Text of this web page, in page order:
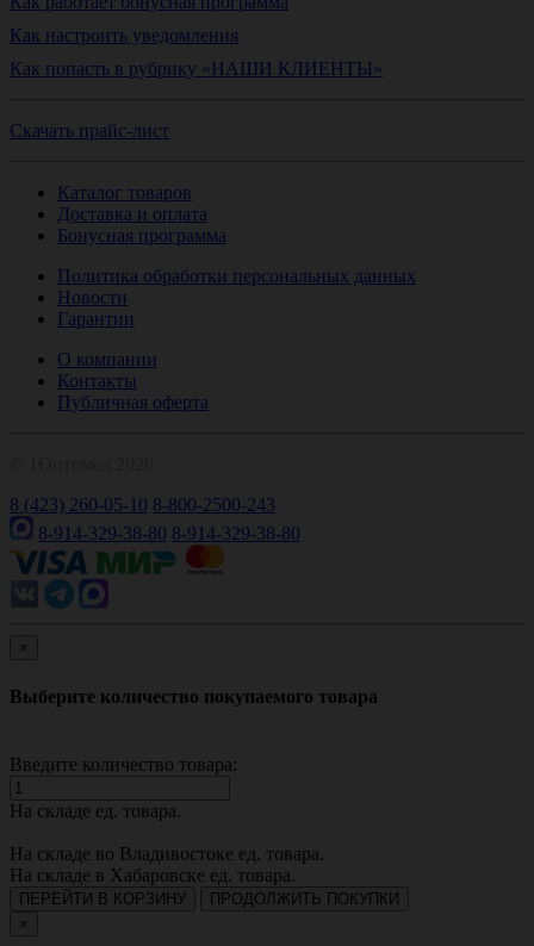
Как настроить уведомления
Как попасть в рубрику «НАШИ КЛИЕНТЫ»
Скачать прайс-лист
Каталог товаров
Доставка и оплата
Бонусная программа
Политика обработки персональных данных
Новости
Гарантии
О компании
Контакты
Публичная оферта
8 (423) 260-05-10 8-800-2500-243
8-914-329-38-80 8-914-329-38-80
×
Выберите количество покупаемого товара
Введите количество товара:
На складе ед. товара.
На складе во Владивостоке ед. товара.
На складе в Хабаровске ед. товара.
ПЕРЕЙТИ В КОРЗИНУ
ПРОДОЛЖИТЬ ПОКУПКИ
×